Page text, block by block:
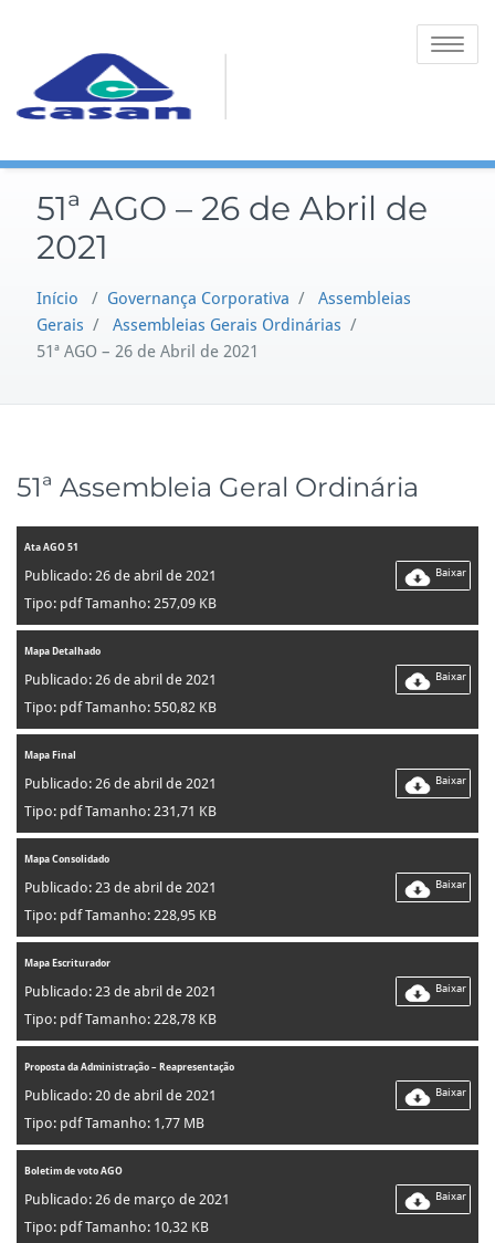
Toggle
51ª AGO – 26 de Abril de
2021
Início / Governança Corporativa / Assembleias
Gerais / Assembleias Gerais Ordinárias /
51ª AGO – 26 de Abril de 2021
51ª Assembleia Geral Ordinária
Ata AGO 51
Publicado: 26 de abril de 2021
Tipo: pdf Tamanho: 257,09 KB
Baixar
Mapa Detalhado
Publicado: 26 de abril de 2021
Tipo: pdf Tamanho: 550,82 KB
Baixar
Mapa Final
Publicado: 26 de abril de 2021
Tipo: pdf Tamanho: 231,71 KB
Baixar
Mapa Consolidado
Publicado: 23 de abril de 2021
Tipo: pdf Tamanho: 228,95 KB
Baixar
Mapa Escriturador
Publicado: 23 de abril de 2021
Tipo: pdf Tamanho: 228,78 KB
Baixar
Proposta da Administração – Reapresentação
Publicado: 20 de abril de 2021
Tipo: pdf Tamanho: 1,77 MB
Baixar
Boletim de voto AGO
Publicado: 26 de março de 2021
Tipo: pdf Tamanho: 10,32 KB
Baixar